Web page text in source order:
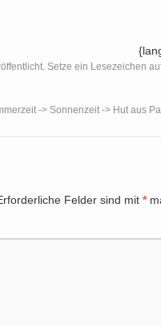
Setze ein Lesezeichen
-> Sonnenzeit -> Hut aus
Felder sind mit *